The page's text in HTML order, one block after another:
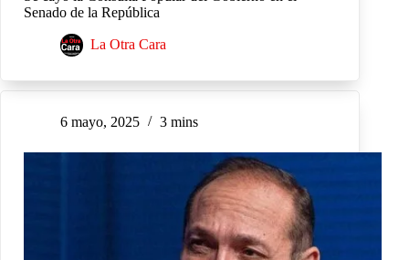
Senado de la República
La Otra Cara
6 mayo, 2025 3 mins